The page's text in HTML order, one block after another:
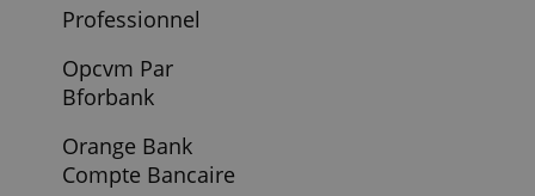
Classic
Monabanq Visa
Premier
Monese Carte